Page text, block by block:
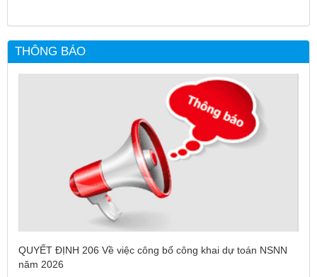
THÔNG BÁO
QUYẾT ĐỊNH 206 Về việc công bố công khai dự toán NSNN
năm 2026